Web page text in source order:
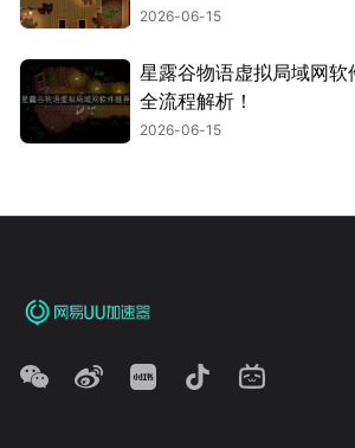
2026-06-15
星露谷物语虚拟局域网
全流程解析！
2026-06-15